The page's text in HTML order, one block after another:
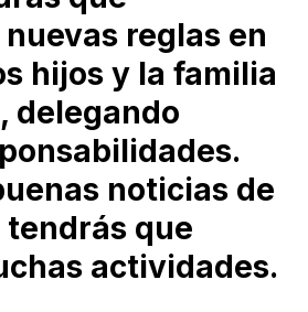
reglas en
hijos y la familia
delegando
noticias de
que
actividades.